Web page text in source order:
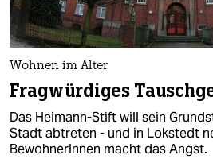
Wohnen im Alter
Fragwürdiges
Das Heimann-Stift will sein
Stadt abtreten - und in Lokstedt
BewohnerInnen macht das Angst.